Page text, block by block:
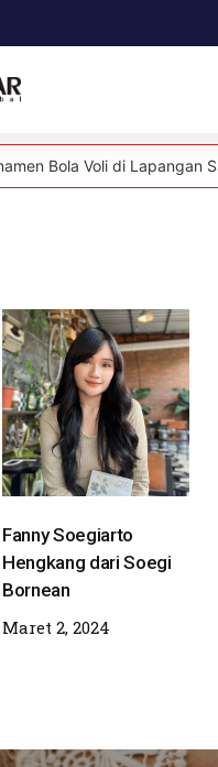
di Lapangan Sapta Marga
Fanny Soegiarto
Hengkang dari Soegi
Bornean
Maret 2, 2024